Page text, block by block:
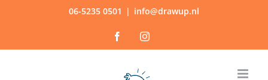
06-5235 0501 | info@drawup.nl
FacebookInstagram